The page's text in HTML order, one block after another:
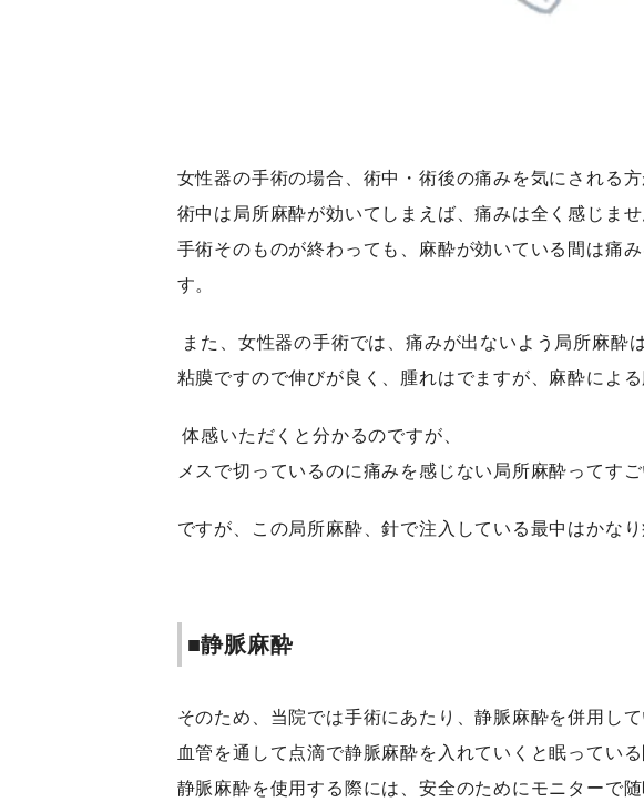
女性器の手術の場合、術中・術後の痛みを気にされる方
術中は局所麻酔が効いてしまえば、痛みは全く感じませ
手術そのものが終わっても、麻酔が効いている間は痛
す。
また、女性器の手術では、痛みが出ないよう局所麻酔
粘膜ですので伸びが良く、腫れはでますが、麻酔によ
体感いただくと分かるのですが、
メスで切っているのに痛みを感じない局所麻酔ってすご
ですが、この局所麻酔、針で注入している最中はかなり
■静脈麻酔
そのため、当院では手術にあたり、静脈麻酔を併用して
血管を通して点滴で静脈麻酔を入れていくと眠ってい
静脈麻酔を使用する際には、安全のためにモニターで